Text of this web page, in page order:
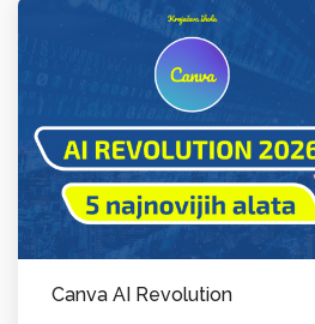
Canva AI Revolution